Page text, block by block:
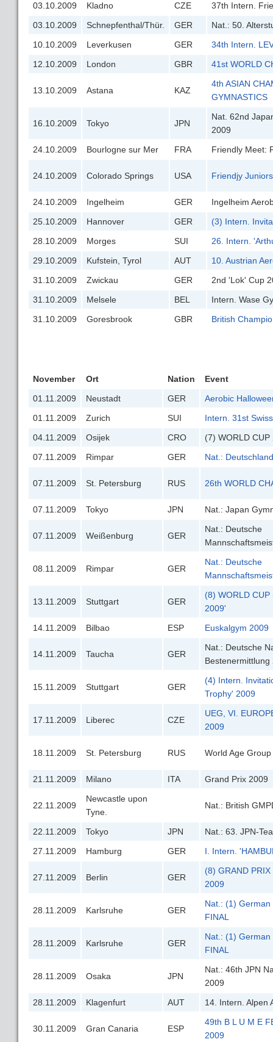
03.10.2009
Kladno CZE
37th Intern.
03.10.2009
Schnepfenthal/Thür. GER
Nat.: 50.
10.10.2009
Leverkusen GER
34th Intern.
12.10.2009
London GBR 41st WORLD
13.10.2009 Astana KAZ
4th ASIAN
GYMNASTICS
16.10.2009 Tokyo JPN
Nat. 62nd
2009
24.10.2009
Bourlogne sur Mer FRA Friendly Meet:
24.10.2009 Colorado Springs USA Friendjy
24.10.2009 Ingelheim GER
Ingelheim
25.10.2009
Hannover GER
(3) Intern.
28.10.2009
Morges SUI
26. Intern.
29.10.2009
Kufstein, Tyrol AUT
10. Austrian
31.10.2009
Zwickau GER
2nd 'Lok' Cup
31.10.2009
Melsele BEL
Intern. Wase
31.10.2009
Goresbrook GBR British
November Ort Nation
Event
01.11.2009
Neustadt GER
Aerobic
01.11.2009
Zurich SUI
Intern. 31st
04.11.2009
Osijek CRO
(7) WORLD CUP
07.11.2009
Rimpar GER Nat.:
07.11.2009 St. Petersburg RUS 26th WORLD
07.11.2009 Tokyo JPN Nat.: Japan
07.11.2009 Weißenburg GER
Nat.: Deutsche
08.11.2009 Rimpar GER
Nat.: Deutsche
13.11.2009 Stuttgart GER
(8) WORLD
2009'
14.11.2009
Bilbao ESP Euskalgym 2009
14.11.2009 Taucha GER
Nat.: Deutsche
Bestenermittlung
15.11.2009 Stuttgart GER
(4) Intern.
Trophy' 2009
17.11.2009 Liberec CZE
UEG, VI.
2009
18.11.2009 St. Petersburg RUS World Age
21.11.2009 Milano ITA Grand Prix 2009
22.11.2009
Newcastle upon
Tyne.
Nat.: British
22.11.2009 Tokyo JPN
Nat.: 63. JPN-
27.11.2009
Hamburg GER I. Intern.
27.11.2009 Berlin GER
(8) GRAND
2009
28.11.2009 Karlsruhe GER
Nat.: (1)
FINAL
28.11.2009 Karlsruhe GER
Nat.: (1)
FINAL
28.11.2009 Osaka JPN
Nat.: 46th JPN
2009
28.11.2009
Klagenfurt AUT 14. Intern. Alpen
30.11.2009 Gran Canaria ESP
49th B L U M E
2009